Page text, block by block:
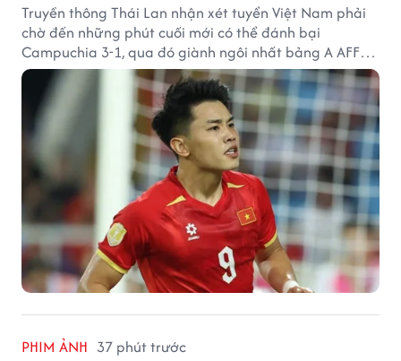
Truyền thông Thái Lan nhận xét tuyển Việt Nam phải
chờ đến những phút cuối mới có thể đánh bại
Campuchia 3-1, qua đó giành ngôi nhất bảng A AFF
Cup 2026.
PHIM ẢNH 37 phút trước